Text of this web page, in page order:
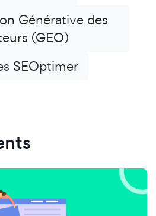
Générative des
(GEO)
SEOptimer